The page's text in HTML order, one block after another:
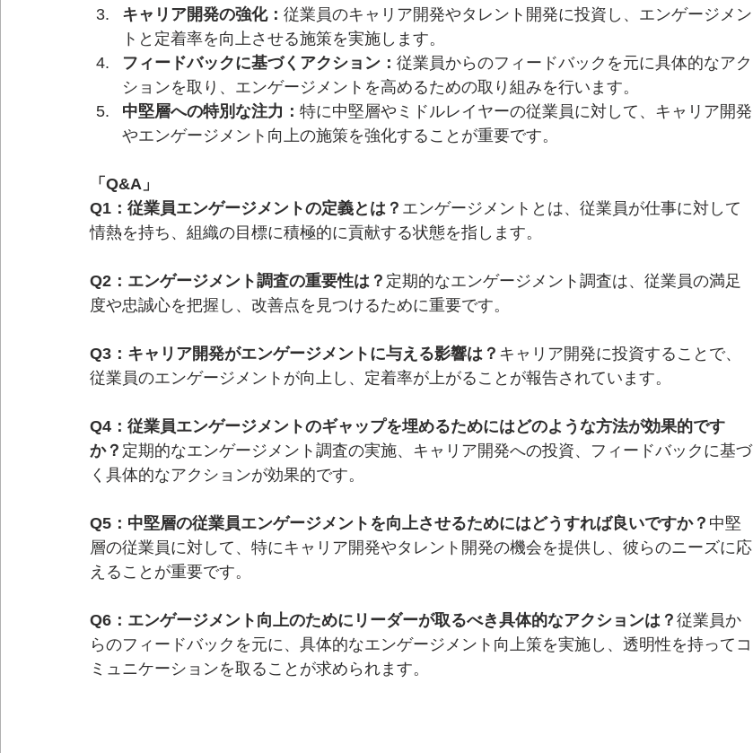
キャリア開発の強化： 従業員のキャリア開発やタレント開発に投資し、エンゲージメン
トと定着率を向上させる施策を実施します。
フィードバックに基づくアクション： 従業員からのフィードバックを元に具体的なアク
ションを取り、エンゲージメントを高めるための取り組みを行います。
中堅層への特別な注力： 特に中堅層やミドルレイヤーの従業員に対して、キャリア開発
やエンゲージメント向上の施策を強化することが重要です。
「Q&A」
Q1：従業員エンゲージメントの定義とは？ エンゲージメントとは、従業員が仕事に対して
情熱を持ち、組織の目標に積極的に貢献する状態を指します。
Q2：エンゲージメント調査の重要性は？ 定期的なエンゲージメント調査は、従業員の満足
度や忠誠心を把握し、改善点を見つけるために重要です。
Q3：キャリア開発がエンゲージメントに与える影響は？ キャリア開発に投資することで、
従業員のエンゲージメントが向上し、定着率が上がることが報告されています。
Q4：従業員エンゲージメントのギャップを埋めるためにはどのような方法が効果的です
か？ 定期的なエンゲージメント調査の実施、キャリア開発への投資、フィードバックに基づ
く具体的なアクションが効果的です。
Q5：中堅層の従業員エンゲージメントを向上させるためにはどうすれば良いですか？ 中堅
層の従業員に対して、特にキャリア開発やタレント開発の機会を提供し、彼らのニーズに応
えることが重要です。
Q6：エンゲージメント向上のためにリーダーが取るべき具体的なアクションは？ 従業員か
らのフィードバックを元に、具体的なエンゲージメント向上策を実施し、透明性を持ってコ
ミュニケーションを取ることが求められます。